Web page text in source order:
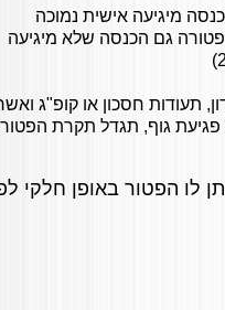
מיגיעה אישית נמוכה
₪ לשנת המס 2013): תהיה פטורה גם הכנסה שלא מיגיעה
תעודות חסכון או קופ"ג
פגיעת גוף, תגדל תקרת
לו הפטור באופן חלקי